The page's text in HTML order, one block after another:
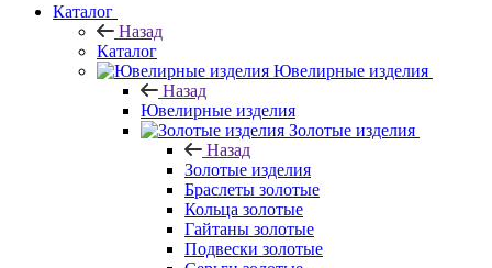
Каталог
Назад
Каталог
Ювелирные изделия
Назад
Ювелирные изделия
Золотые изделия
Назад
Золотые изделия
Браслеты золотые
Кольца золотые
Гайтаны золотые
Подвески золотые